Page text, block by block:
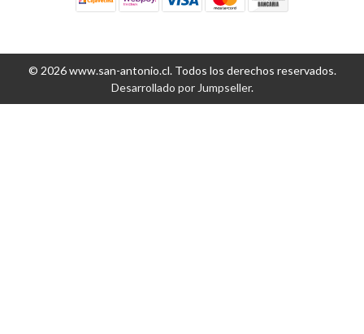
© 2026 www.san-antonio.cl. Todos los derechos reservados.
Desarrollado por Jumpseller.